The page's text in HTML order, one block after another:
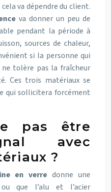
va dépendre du client.
va donner un peu de
pendant la période à
sources de chaleur,
si la personne qui
tolère pas la fraîcheur
Ces trois matériaux se
qui sollicitera forcément
pas être
avec
?
en verre donne une
que l’alu et l’acier